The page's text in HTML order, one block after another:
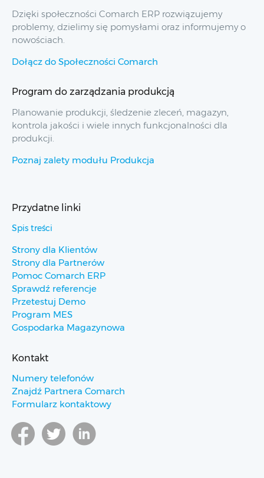
Dzięki społeczności Comarch ERP rozwiązujemy
problemy, dzielimy się pomysłami oraz informujemy o
nowościach.
Dołącz do Społeczności Comarch
Program do zarządzania produkcją
Planowanie produkcji, śledzenie zleceń, magazyn,
kontrola jakości i wiele innych funkcjonalności dla
produkcji.
Poznaj zalety modułu Produkcja
Przydatne linki
Spis treści
Strony dla Klientów
Strony dla Partnerów
Pomoc Comarch ERP
Sprawdź referencje
Przetestuj Demo
Program MES
Gospodarka Magazynowa
Kontakt
Numery telefonów
Znajdź Partnera Comarch
Formularz kontaktowy